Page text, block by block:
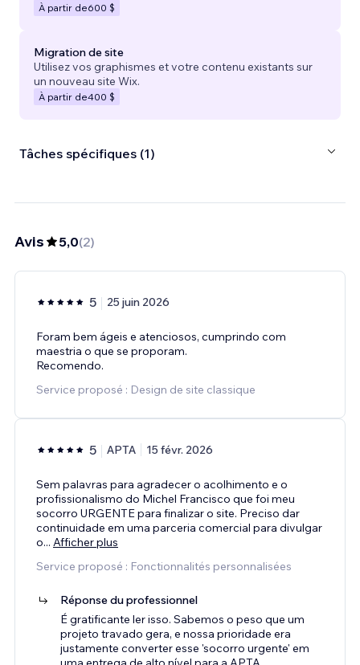
À partir de600 $
Migration de site
Utilisez vos graphismes et votre contenu existants sur
un nouveau site Wix.
À partir de400 $
Tâches spécifiques (1)
Avis 5,0(2)
5 25 juin 2026
Foram bem ágeis e atenciosos, cumprindo com
maestria o que se proporam.
Recomendo.
Service proposé : Design de site classique
5 APTA 15 févr. 2026
Sem palavras para agradecer o acolhimento e o
profissionalismo do Michel Francisco que foi meu
socorro URGENTE para finalizar o site. Preciso dar
continuidade em uma parceria comercial para divulgar
o... Afficher plus
Service proposé : Fonctionnalités personnalisées
Réponse du professionnel
É gratificante ler isso. Sabemos o peso que um
projeto travado gera, e nossa prioridade era
justamente converter esse 'socorro urgente' em